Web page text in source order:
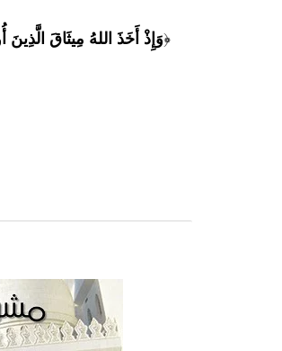
﴿وَإِذْ أَخَذَ اللهُ مِيثَاقَ الَّذِينَ